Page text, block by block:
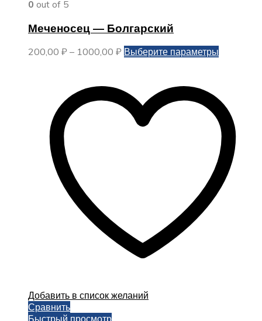
0 out of 5
Меченосец — Болгарский
200,00 ₽ – 1000,00 ₽ Диапазон
1000,00 ₽
Выберите параметры
вариаций.
Опции
можно
выбрать
на
странице
товара.
Добавить в список желаний
Сравнить